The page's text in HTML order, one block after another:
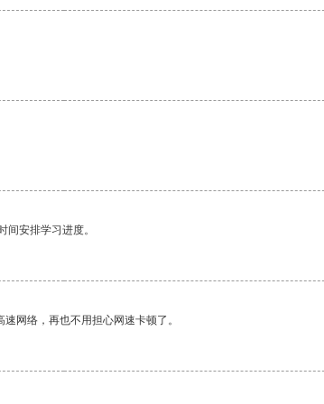
安排学习进度。
网络，再也不用担心网速卡顿了。